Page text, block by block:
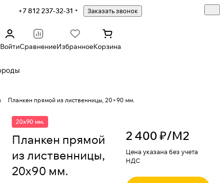
+7 812 237-32-31 Заказать звонок
ВойтиСравнениеИзбранноеКорзина
Планкен прямой из лиственницы, 20×90 мм.
20x90 мм.
Планкен прямой
из лиственницы,
20x90 мм.
2 400 ₽/М2
Цена указана без учета
НДС